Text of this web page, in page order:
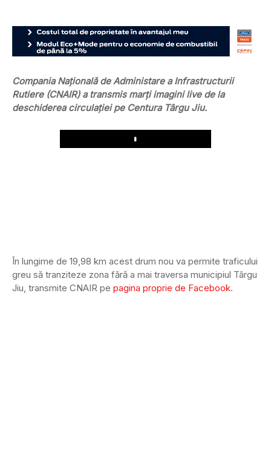
Compania Națională de Administare a Infrastructurii
Rutiere (CNAIR) a transmis marți imagini live de la
deschiderea circulației pe Centura Târgu Jiu.
Play
În lungime de 19,98 km acest drum nou va permite traficului
greu să tranziteze zona fără a mai traversa municipiul Târgu
Jiu, transmite CNAIR pe pagina proprie de Facebook.